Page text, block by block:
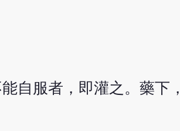
自服者，即灌之。藥下